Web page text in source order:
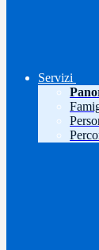
Servizi